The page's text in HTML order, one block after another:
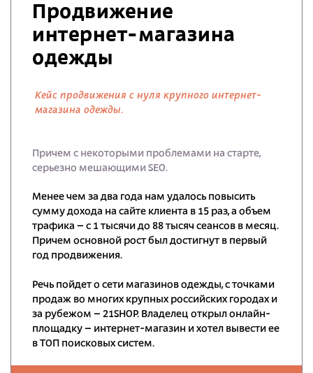
Продвижение
интернет-магазина
одежды
Кейс продвижения с нуля крупного интернет-
магазина одежды.
Причем с некоторыми проблемами на старте,
серьезно мешающими SEO.
Менее чем за два года нам удалось повысить
сумму дохода на сайте клиента в 15 раз, а объем
трафика – с 1 тысячи до 88 тысяч сеансов в месяц.
Причем основной рост был достигнут в первый
год продвижения.
Речь пойдет о сети магазинов одежды, с точками
продаж во многих крупных российских городах и
за рубежом – 21SHOP. Владелец открыл онлайн-
площадку – интернет-магазин и хотел вывести ее
в ТОП поисковых систем.